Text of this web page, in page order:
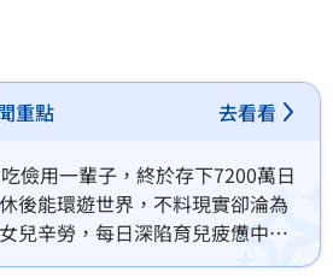
重點 去看看
儉用一輩子，終於存下7200萬日
後能環遊世界，不料現實卻淪為
兒辛勞，每日深陷育兒疲憊中，
，獨自揮霍存款打高爾夫球、享